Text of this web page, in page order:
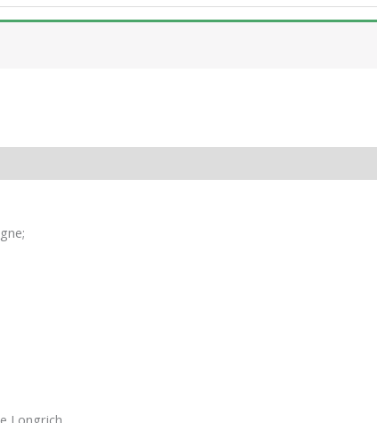
Longrich